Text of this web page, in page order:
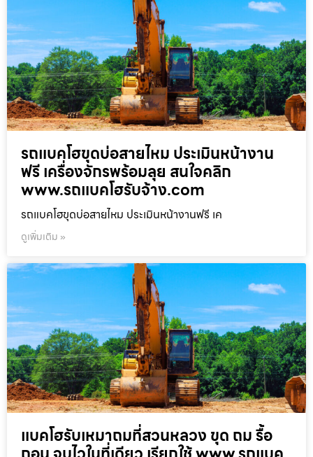
รถแบคโฮขุดบ่อสายไหม ประเมินหน้างาน
ฟรี เครื่องจักรพร้อมลุย สนใจคลิก
www.รถแบคโฮรับจ้าง.com
รถแบคโฮขุดบ่อสายไหม ประเมินหน้างานฟรี เค
ดูเพิ่มเติม »
แบคโฮรับเหมาถมที่สวนหลวง ขุด ถม รื้อ